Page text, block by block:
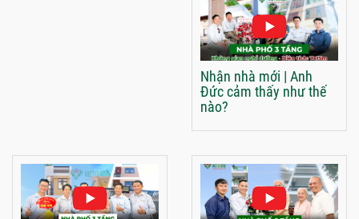
Nhận nhà mới | Anh
Đức cảm thấy như thế
nào?